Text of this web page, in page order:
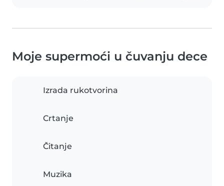
Moje supermoći u čuvanju dece
Izrada rukotvorina
Crtanje
Čitanje
Muzika